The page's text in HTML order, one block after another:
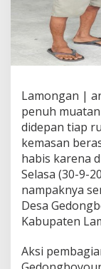
Lamongan |
penuh
didepan tiap
kemasan
habis karena
Selasa (30-9-
nampaknya
Desa
Kabupaten
Aksi